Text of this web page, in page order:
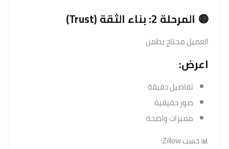
🟡 المرحلة 2: بناء الثقة (Trust)
العميل محتاج يطمن
اعرض:
تفاصيل دقيقة
صور حقيقية
مميزات واضحة
📊 حسبZillow
: